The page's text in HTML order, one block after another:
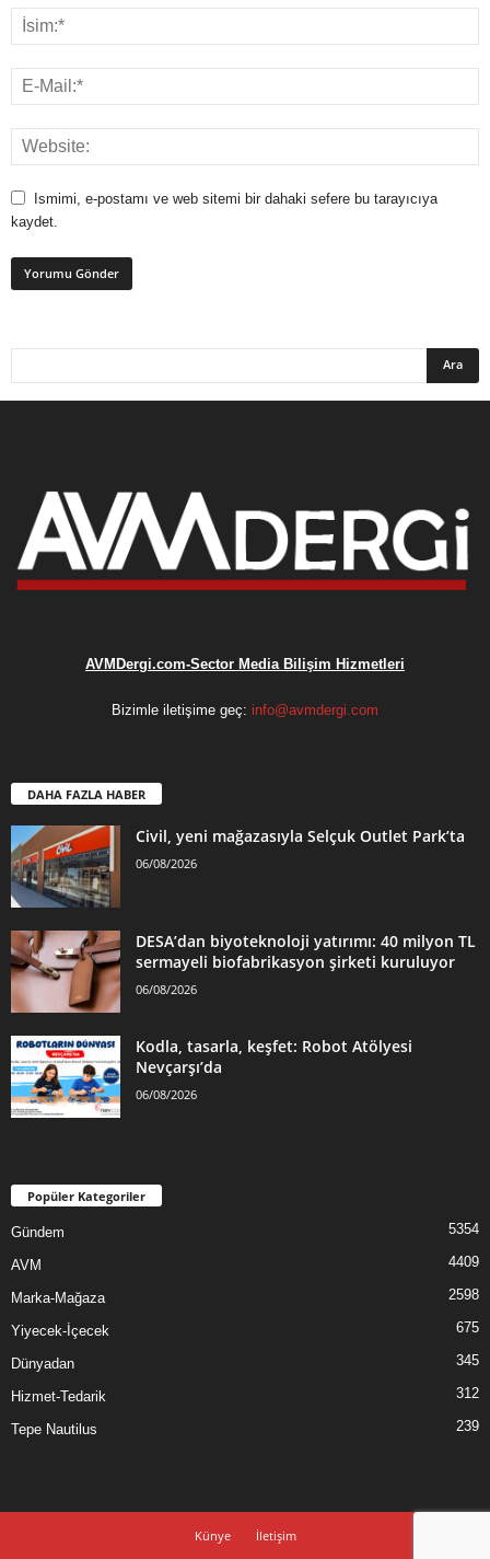
Ismimi, e-postamı ve web sitemi bir dahaki sefere bu tarayıcıya
kaydet.
AVMDergi.com-Sector Media Bilişim Hizmetleri
Bizimle iletişime geç: info@avmdergi.com
DAHA FAZLA HABER
Civil, yeni mağazasıyla Selçuk Outlet Park’ta
06/08/2026
DESA’dan biyoteknoloji yatırımı: 40 milyon TL
sermayeli biofabrikasyon şirketi kuruluyor
06/08/2026
Kodla, tasarla, keşfet: Robot Atölyesi
Nevçarşı’da
06/08/2026
Popüler Kategoriler
Gündem 5354
AVM 4409
Marka-Mağaza 2598
Yiyecek-İçecek 675
Dünyadan 345
Hizmet-Tedarik 312
Tepe Nautilus 239
Künye İletişim